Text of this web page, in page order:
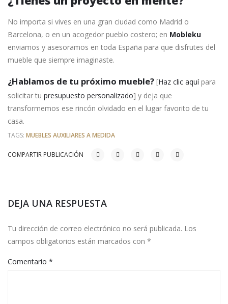
No importa si vives en una gran ciudad como Madrid o
Barcelona, o en un acogedor pueblo costero; en Mobleku
enviamos y asesoramos en toda España para que disfrutes del
mueble que siempre imaginaste.
¿Hablamos de tu próximo mueble? [Haz clic aquípara
solicitar tu presupuesto personalizado] y deja que
transformemos ese rincón olvidado en el lugar favorito de tu
casa.
TAGS: MUEBLES AUXILIARES A MEDIDA
COMPARTIR PUBLICACIÓN
DEJA UNA RESPUESTA
Tu dirección de correo electrónico no será publicada. Los
campos obligatorios están marcados con *
Comentario *